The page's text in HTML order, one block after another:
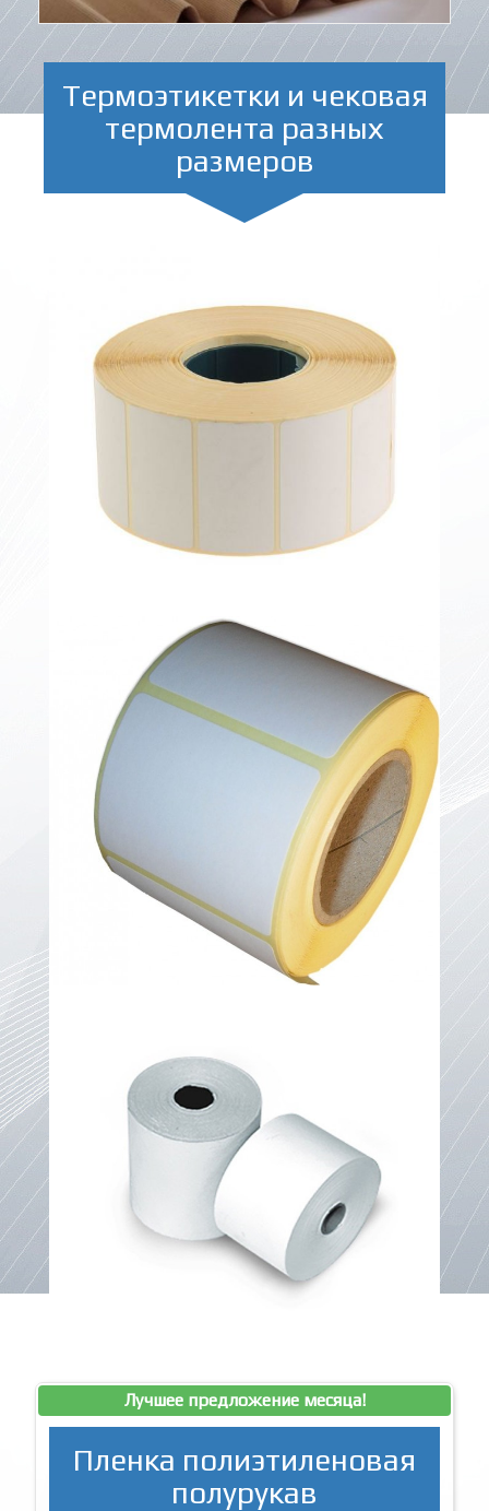
Термоэтикетки и чековая
термолента разных
размеров
Лучшее предложение месяца!
Пленка полиэтиленовая
полурукав